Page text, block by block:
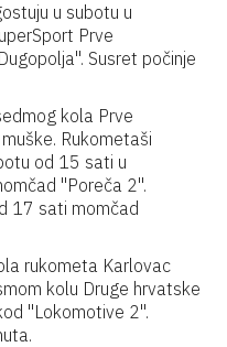
u subotu u
Prve
Susret počinje
kola Prve
Rukometaši
od 15 sati u
"Poreča 2".
17 sati momčad
rukometa Karlovac
kolu Druge hrvatske
"Lokomotive 2".